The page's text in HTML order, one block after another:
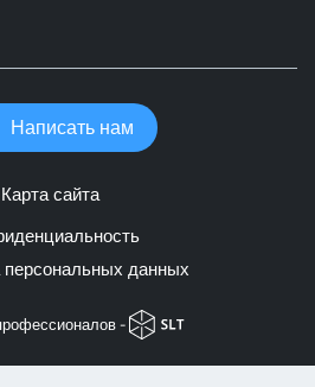
Написать нам
Карта сайта
данных
-